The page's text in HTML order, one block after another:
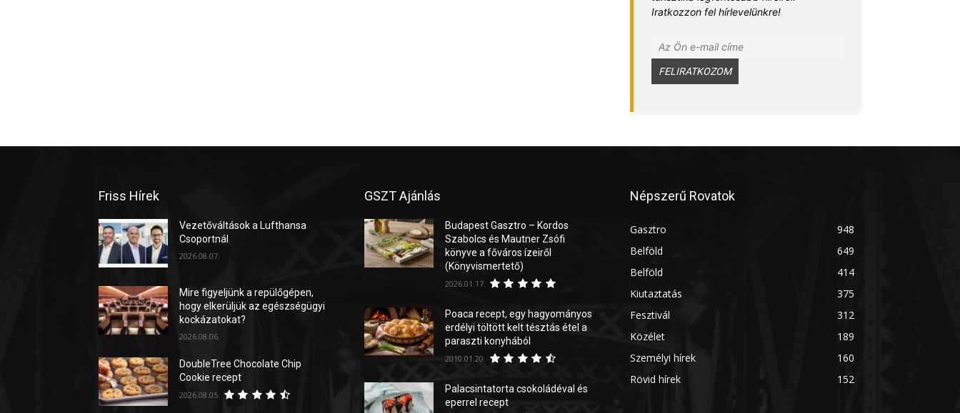
Iratkozzon fel hírlevelünkre!
Friss Hírek
Vezetőváltások a Lufthansa
Csoportnál
2026.08.07.
Mire figyeljünk a repülőgépen,
hogy elkerüljük az egészségügyi
kockázatokat?
2026.08.06.
DoubleTree Chocolate Chip
Cookie recept
2026.08.05.
GSZT Ajánlás
Budapest Gasztro – Kordos
Szabolcs és Mautner Zsófi
könyve a főváros ízeiről
(Könyvismertető)
2026.01.17.
Poaca recept, egy hagyományos
erdélyi töltött kelt tésztás étel a
paraszti konyhából
2010.01.20.
Palacsintatorta csokoládéval és
eperrel recept
Népszerű Rovatok
Gasztro
948
Belföld
649
Belföld
414
Kiutaztatás
375
Fesztivál
312
Közélet
189
Személyi hírek
160
Rövid hírek
152